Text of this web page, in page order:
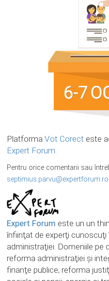
Platforma Vot Corect este
Expert Forum.
Pentru orice comentarii sau
septimius.parvu@expertforum.ro
Expert Forum este un un
înfiinţat de experţi
administraţiei. Domeniile pe
reforma administraţiei şi
finanţe publice; reforma